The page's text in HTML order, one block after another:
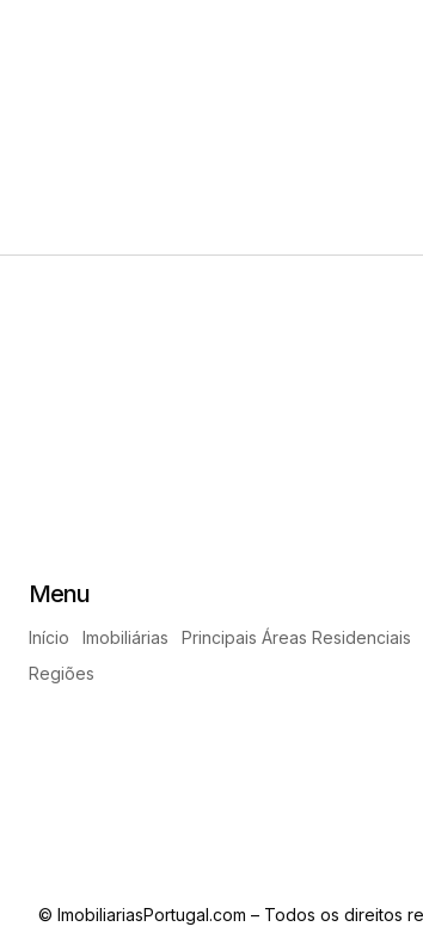
Menu
Início Imobiliárias
Principais Áreas Residenciais
Regiões
© ImobiliariasPortugal.com – Todos os direitos